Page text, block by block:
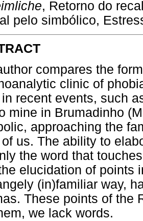
, Retorno do
pelo simbólico,
compares the
clinic of
recent events, such
mine in Brumadinho
approaching the
us. The ability to
the word that
elucidation of points
(in)familiar way,
These points of the
we lack words.